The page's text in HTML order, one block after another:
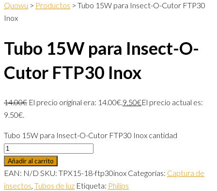
Quowu > Productos > Tubo 15W para Insect-O-Cutor FTP30
Inox
Tubo 15W para Insect-O-
Cutor FTP30 Inox
14.00€ El precio original era: 14.00€.9.50€El precio actual es:
9.50€.
Tubo 15W para Insect-O-Cutor FTP30 Inox cantidad
Añadir al carrito
EAN: N/D SKU: TPX15-18-ftp30inox Categorías: Captura de
insectos, Tubos de luz Etiqueta: Philips